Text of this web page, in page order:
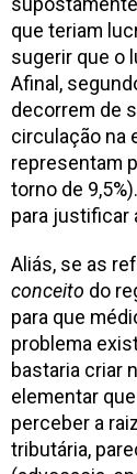
que teriam
sugerir que o
Afinal,
decorrem de
circulação na
representam
torno de
para justificar
Aliás, se as
conceito do
para que
problema
bastaria criar
elementar
perceber a
tributária,